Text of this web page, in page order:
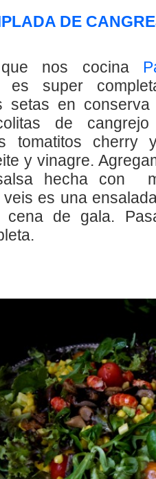
DE
nos cocina
es super
setas en
de
tomatitos cherry
y vinagre.
hecha con
es una
de gala.